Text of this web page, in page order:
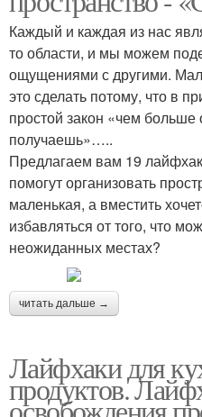
Каждый и каждая из нас
то области, и мы можем
ощущениями с другими.
это сделать потому, что в
простой закон «чем
получаешь»…..
Предлагаем вам 19
помогут организовать
маленькая, а вместить
избавляться от того, что
неожиданных местах?
читать дальше →
Лайфхаки для
продуктов.